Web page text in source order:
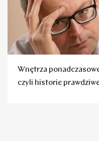
Wnętrza
czyli historie